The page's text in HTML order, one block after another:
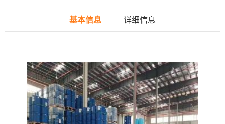
基本信息 详细信息